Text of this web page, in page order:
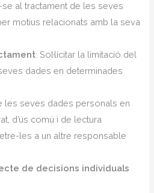
se al tractament de les seves
motius relacionats amb la seva
: Sol·licitar la limitació del
dades en determinades
les seves dades personals en
d’ús comú i de lectura
les a un altre responsable
de decisions individuals